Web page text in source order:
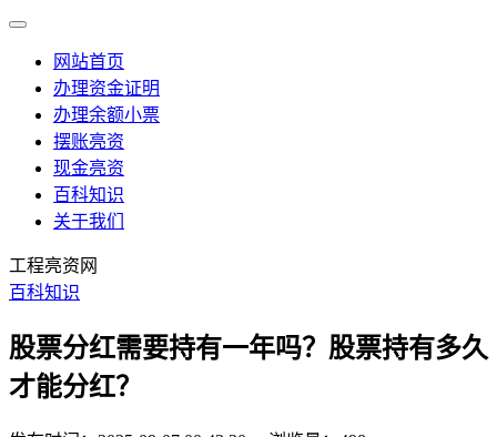
网站首页
办理资金证明
办理余额小票
摆账亮资
现金亮资
百科知识
关于我们
工程亮资网
百科知识
股票分红需要持有一年吗？股票持有多久
才能分红？